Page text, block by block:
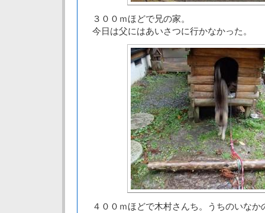
３００ｍほどで兄の家。
今日は父にはあいさつに行かなかった。
４００ｍほどで木村さんち。うちのいなか